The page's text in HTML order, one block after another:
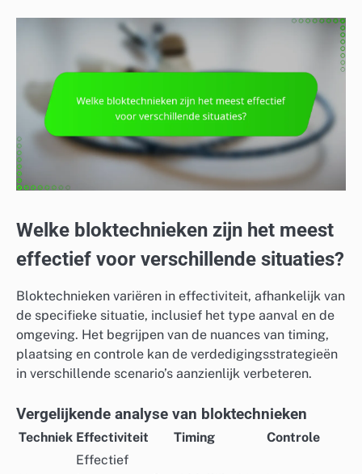
Welke bloktechnieken zijn het meest
effectief voor verschillende situaties?
Bloktechnieken variëren in effectiviteit, afhankelijk van
de specifieke situatie, inclusief het type aanval en de
omgeving. Het begrijpen van de nuances van timing,
plaatsing en controle kan de verdedigingsstrategieën
in verschillende scenario’s aanzienlijk verbeteren.
Vergelijkende analyse van bloktechnieken
Techniek Effectiviteit Timing Controle
Effectief